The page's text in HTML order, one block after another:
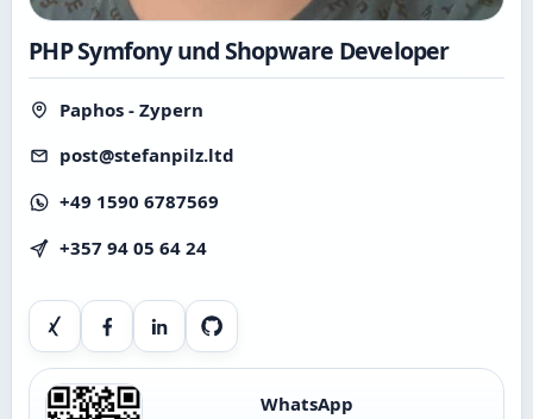
PHP Symfony und Shopware Developer
Paphos - Zypern
post@stefanpilz.ltd
+49 1590 6787569
+357 94 05 64 24
Xing FacebookLinkedInGitHub
WhatsApp